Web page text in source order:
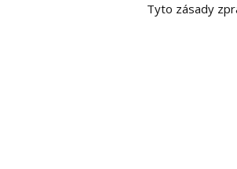
Tyto zásady